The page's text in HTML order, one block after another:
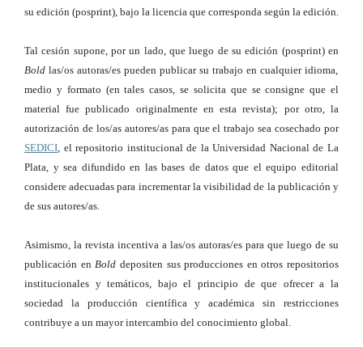
su edición (posprint), bajo la licencia que corresponda según la edición.
Tal cesión supone, por un lado, que luego de su edición (posprint) en
Bold las/os autoras/es pueden publicar su trabajo en cualquier idioma,
medio y formato (en tales casos, se solicita que se consigne que el
material fue publicado originalmente en esta revista); por otro, la
autorización de los/as autores/as para que el trabajo sea cosechado por
SEDICI, el repositorio institucional de la Universidad Nacional de La
Plata, y sea difundido en las bases de datos que el equipo editorial
considere adecuadas para incrementar la visibilidad de la publicación y
de sus autores/as.
Asimismo, la revista incentiva a las/os autoras/es para que luego de su
publicación enBold depositen sus producciones en otros repositorios
institucionales y temáticos, bajo el principio de que ofrecer a la
sociedad la producción científica y académica sin restricciones
contribuye a un mayor intercambio del conocimiento global.